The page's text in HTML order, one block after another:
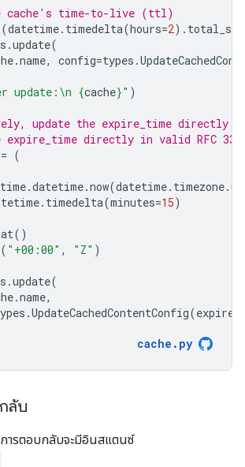
cache's time-to-live (ttl)
(datetime. timedelta(hours=2) .
.update(
.name, config=types .
update: \n {cache}" )
update the expire_time directly
expire_time directly in valid RFC
= (
.datetime.now(datetime. timezone.
. timedelta(minutes=15)
()
( "+00:00" , "Z" )
.update(
.name,
.UpdateCachedContentConfig(
cache . py
ลับ
การตอบกลับจะมีอินสแตนซ์